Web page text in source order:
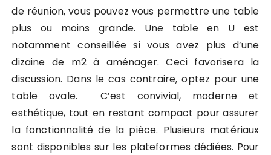
de réunion, vous pouvez vous permettre une table
plus ou moins grande. Une table en U est
notamment conseillée si vous avez plus d’une
dizaine de m2 à aménager. Ceci favorisera la
discussion. Dans le cas contraire, optez pour une
table ovale.
C’est convivial, moderne et
esthétique, tout en restant compact pour assurer
la fonctionnalité de la pièce. Plusieurs matériaux
sont disponibles sur les plateformes dédiées. Pour